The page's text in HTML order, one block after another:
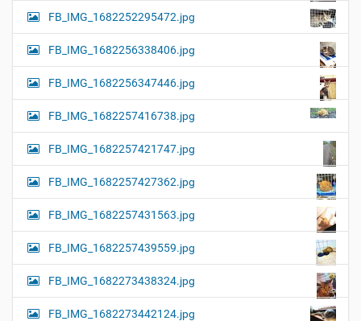
FB_IMG_1682252295472.jpg
FB_IMG_1682256338406.jpg
FB_IMG_1682256347446.jpg
FB_IMG_1682257416738.jpg
FB_IMG_1682257421747.jpg
FB_IMG_1682257427362.jpg
FB_IMG_1682257431563.jpg
FB_IMG_1682257439559.jpg
FB_IMG_1682273438324.jpg
FB_IMG_1682273442124.jpg